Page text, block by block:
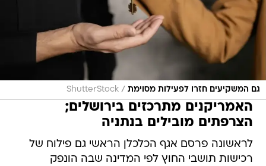
גם המשקיעים חזרו לפעילות מסוימת /
ShutterStock
האמריקנים מתרכזים בירושלים;
הצרפתים מובילים בנתניה
לראשונה פרסם אגף הכלכלן הראשי גם פילוח של
רכישות תושבי החוץ לפי המדינה שבה הונפק